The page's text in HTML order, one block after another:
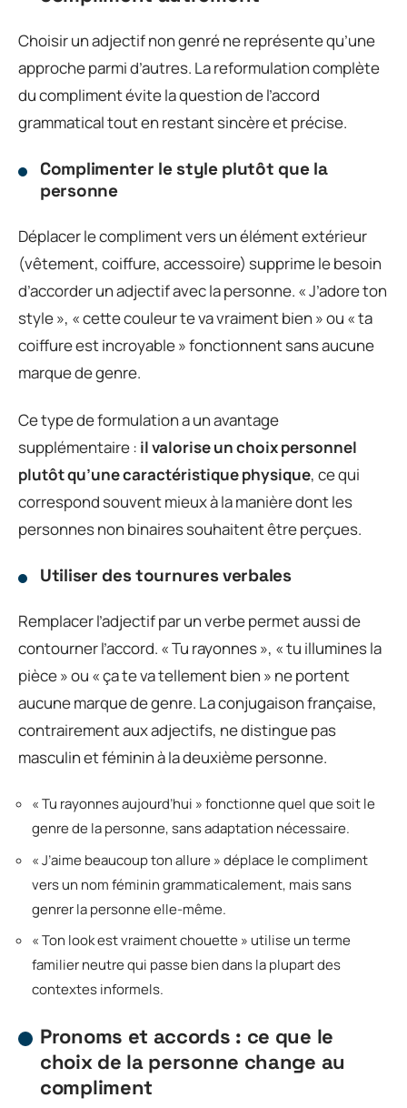
Choisir un adjectif non genré ne représente qu’une
approche parmi d’autres. La reformulation complète
du compliment évite la question de l’accord
grammatical tout en restant sincère et précise.
Complimenter le style plutôt que la
personne
Déplacer le compliment vers un élément extérieur
(vêtement, coiffure, accessoire) supprime le besoin
d’accorder un adjectif avec la personne. « J’adore ton
style », « cette couleur te va vraiment bien » ou « ta
coiffure est incroyable » fonctionnent sans aucune
marque de genre.
Ce type de formulation a un avantage
supplémentaire : il valorise un choix personnel
plutôt qu’une caractéristique physique, ce qui
correspond souvent mieux à la manière dont les
personnes non binaires souhaitent être perçues.
Utiliser des tournures verbales
Remplacer l’adjectif par un verbe permet aussi de
contourner l’accord. « Tu rayonnes », « tu illumines la
pièce » ou « ça te va tellement bien » ne portent
aucune marque de genre. La conjugaison française,
contrairement aux adjectifs, ne distingue pas
masculin et féminin à la deuxième personne.
« Tu rayonnes aujourd’hui » fonctionne quel que soit le
genre de la personne, sans adaptation nécessaire.
« J’aime beaucoup ton allure » déplace le compliment
vers un nom féminin grammaticalement, mais sans
genrer la personne elle-même.
« Ton look est vraiment chouette » utilise un terme
familier neutre qui passe bien dans la plupart des
contextes informels.
Pronoms et accords : ce que le
choix de la personne change au
compliment